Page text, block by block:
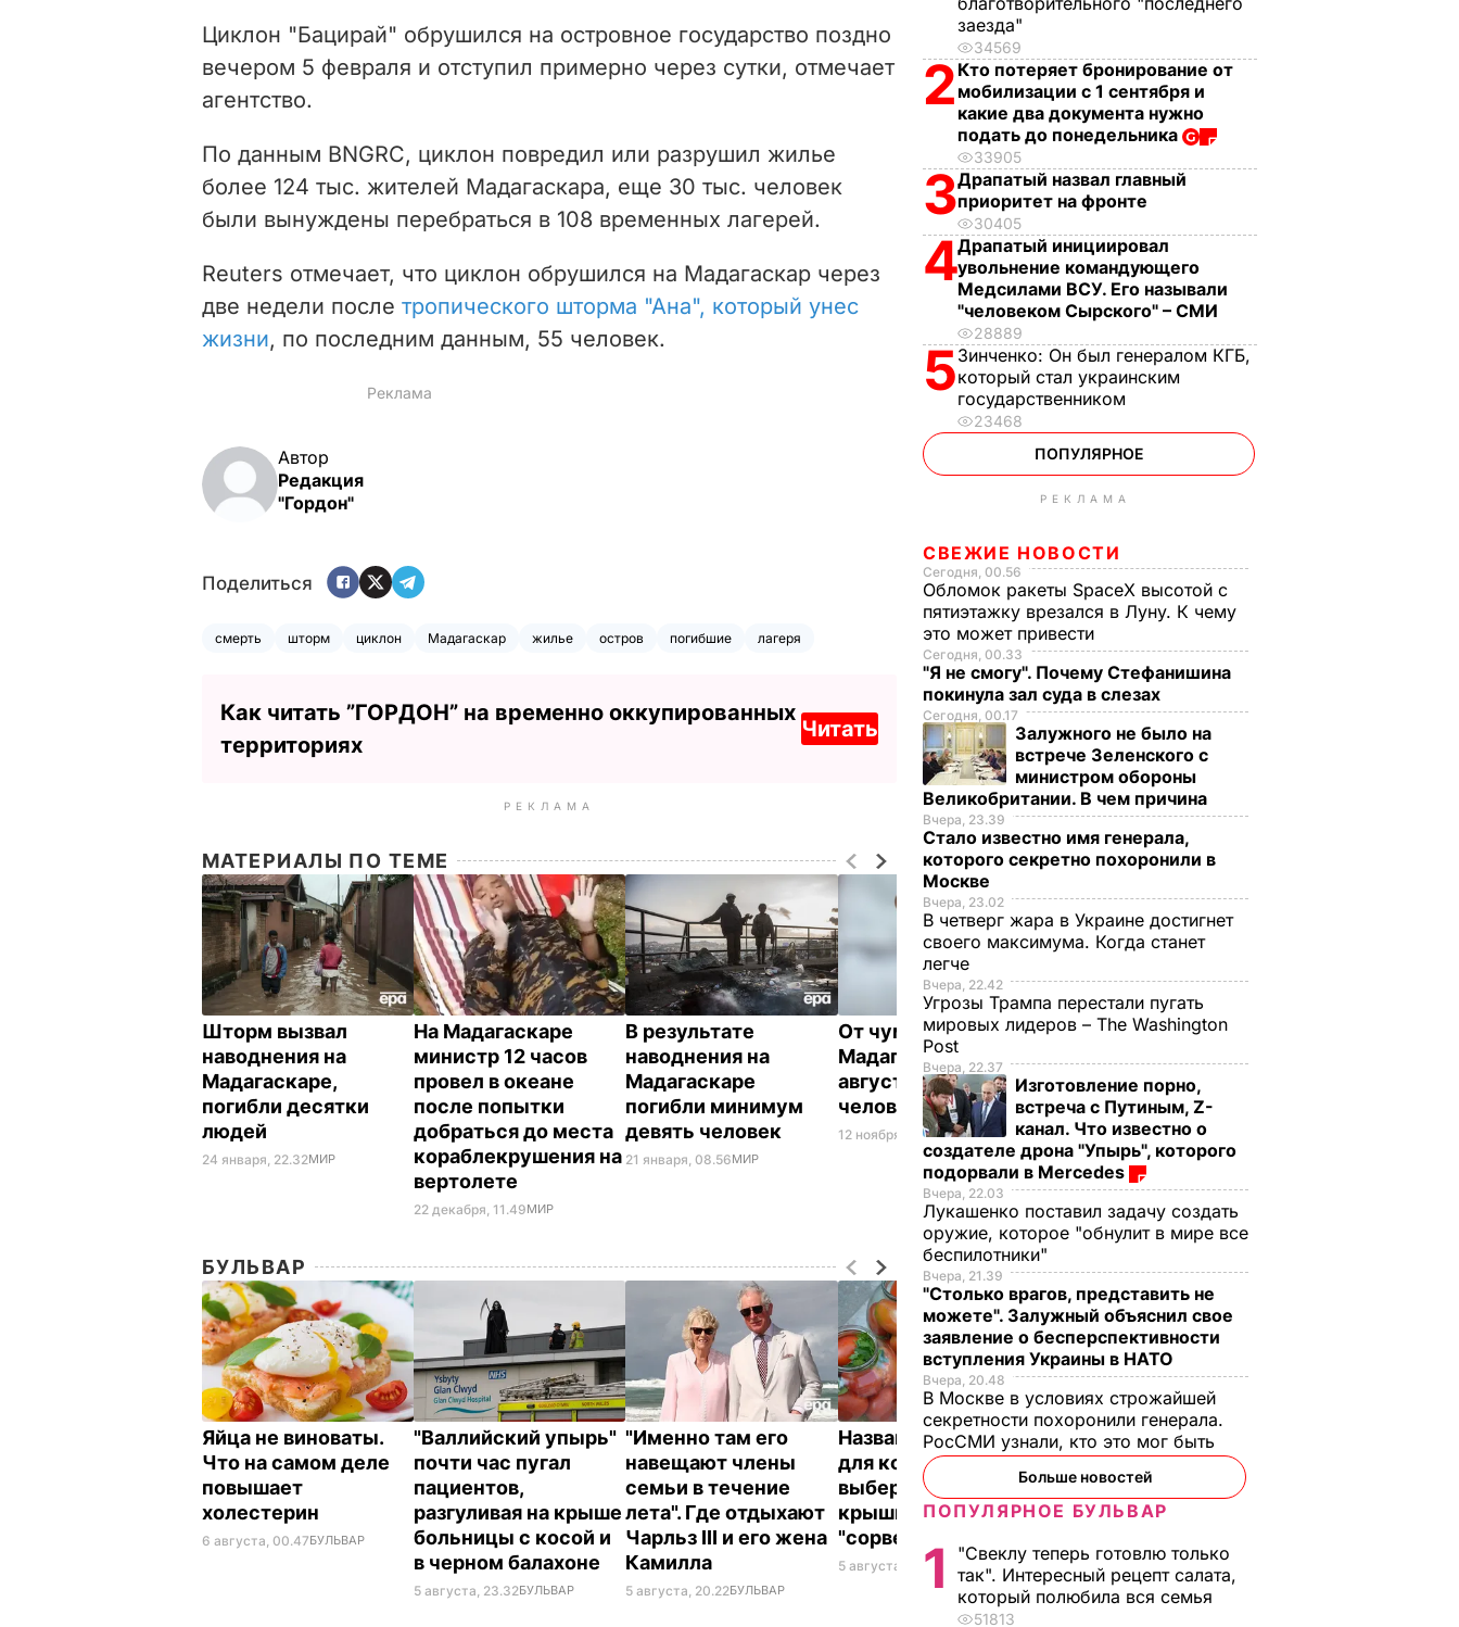
i
e
o
Циклон "Бацирай" обрушился на островное государство поздно
вечером 5 февраля и отступил примерно через сутки, отмечает
агентство.
По данным BNGRC, циклон повредил или разрушил жилье
более 124 тыс. жителей Мадагаскара, еще 30 тыс. человек
были вынуждены перебраться в 108 временных лагерей.
Reuters отмечает, что циклон обрушился на Мадагаскар через
две недели после тропического шторма "Ана", который унес
жизни, по последним данным, 55 человек.
Автор
Редакция
"Гордон"
Поделиться
смерть шторм циклон Мадагаскар жилье остров погибшие лагеря
Как читать ”ГОРДОН” на временно оккупированных
территориях
Читать
РЕКЛАМА
МАТЕРИАЛЫ ПО ТЕМЕ
Шторм вызвал
наводнения на
Мадагаскаре,
погибли десятки
людей
24 января, 22.32МИР
На Мадагаскаре
министр 12 часов
провел в океане
после попытки
добраться до места
кораблекрушения на
вертолете
22 декабря, 11.49МИР
В результате
наводнения на
Мадагаскаре
погибли минимум
девять человек
21 января, 08.56МИР
От чумы на
Мадагаскаре с
августа умерло 165
человек
12 ноября, 17.45МИР
БУЛЬВАР
Яйца не виноваты.
Что на самом деле
повышает
холестерин
6 августа, 00.47БУЛЬВАР
"Валлийский упырь"
почти час пугал
пациентов,
разгуливая на крыше
больницы с косой и
в черном балахоне
5 августа, 23.32БУЛЬВАР
"Именно там его
навещают члены
семьи в течение
лета". Где отдыхают
Чарльз III и его жена
Камилла
5 августа, 20.22БУЛЬВАР
Названа лучшая соль
для консервации,
выберите ее – и
крышки на банках не
"сорвет"
5 августа, 19.34 БУЛЬВАР
Мария Бурмака: Нам
говорят, что будет
тяжелая зима, и я не
знаю, что делать,
некуда ехать
5 августа, 17.46БУЛЬВАР
заезда"
34569
2 Кто потеряет бронирование от
мобилизации с 1 сентября и
какие два документа нужно
подать до понедельника
33905
3Драпатый назвал главный
приоритет на фронте
30405
4Драпатый инициировал
увольнение командующего
Медсилами ВСУ. Его называли
"человеком Сырского" – СМИ
28889
5Зинченко: Он был генералом КГБ,
который стал украинским
государственником
23468
ПОПУЛЯРНОЕ
РЕКЛАМА
СВЕЖИЕ НОВОСТИ
Сегодня, 00.56
Обломок ракеты SpaceX высотой с
пятиэтажку врезался в Луну. К чему
это может привести
Сегодня, 00.33
"Я не смогу". Почему Стефанишина
покинула зал суда в слезах
Сегодня, 00.17
Залужного не было на
встрече Зеленского с
министром обороны
Великобритании. В чем причина
Вчера, 23.39
Стало известно имя генерала,
которого секретно похоронили в
Москве
Вчера, 23.02
В четверг жара в Украине достигнет
своего максимума. Когда станет
легче
Вчера, 22.42
Угрозы Трампа перестали пугать
мировых лидеров – The Washington
Post
Вчера, 22.37
Изготовление порно,
встреча с Путиным, Z-
канал. Что известно о
создателе дрона "Упырь", которого
подорвали в Mercedes
Вчера, 22.03
Лукашенко поставил задачу создать
оружие, которое "обнулит в мире все
беспилотники"
Вчера, 21.39
"Столько врагов, представить не
можете". Залужный объяснил свое
заявление о бесперспективности
вступления Украины в НАТО
Вчера, 20.48
В Москве в условиях строжайшей
секретности похоронили генерала.
РосСМИ узнали, кто это мог быть
Больше новостей
ПОПУЛЯРНОЕ БУЛЬВАР
1
"Свеклу теперь готовлю только
так". Интересный рецепт салата,
который полюбила вся семья
51813